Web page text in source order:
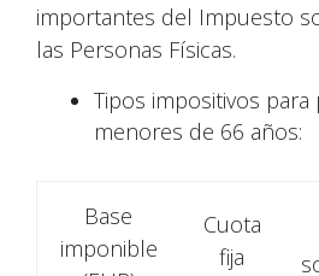
importantes del Impuesto
las Personas Físicas.
Tipos impositivos para
menores de 66 años:
Base
imponible
Cuota
fija